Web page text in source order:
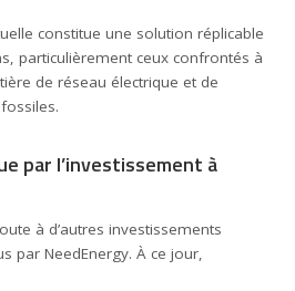
constitue une solution réplicable
particulièrement ceux confrontés à
de réseau électrique et de
par l’investissement à
à d’autres investissements
par NeedEnergy. À ce jour,